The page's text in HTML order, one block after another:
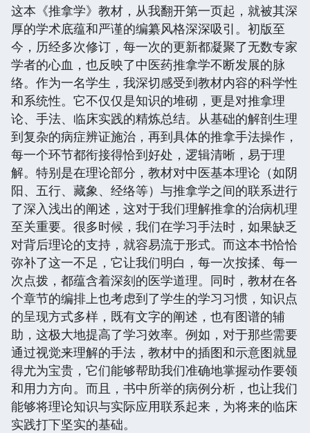
这本《推拿学》教材，从我翻开第一页起，就被其深
厚的学术底蕴和严谨的编纂风格深深吸引。初版至
今，历经多次修订，每一次的更新都凝聚了无数专家
学者的心血，也反映了中医药推拿学不断发展的脉
络。作为一名学生，我深切感受到教材内容的科学性
和系统性。它不仅仅是知识的堆砌，更是对推拿理
论、手法、临床实践的精炼总结。从基础的解剖生理
到复杂的病症辨证施治，再到具体的推拿手法操作，
每一个环节都衔接得恰到好处，逻辑清晰，易于理
解。特别是在理论部分，教材对中医基本理论（如阴
阳、五行、藏象、经络等）与推拿学之间的联系进行
了深入浅出的阐述，这对于我们理解推拿的治病机理
至关重要。很多时候，我们在学习手法时，如果缺乏
对背后理论的支持，就容易流于形式。而这本书恰恰
弥补了这一不足，它让我们明白，每一次按揉、每一
次点拨，都蕴含着深刻的医学道理。同时，教材在各
个章节的编排上也考虑到了学生的学习习惯，知识点
的呈现方式多样，既有文字的阐述，也有图谱的辅
助，这极大地提高了学习效率。例如，对于那些需要
通过视觉来理解的手法，教材中的插图和示意图就显
得尤为宝贵，它们能够帮助我们准确地掌握动作要领
和用力方向。而且，书中所举的病例分析，也让我们
能够将理论知识与实际应用联系起来，为将来的临床
实践打下坚实的基础。